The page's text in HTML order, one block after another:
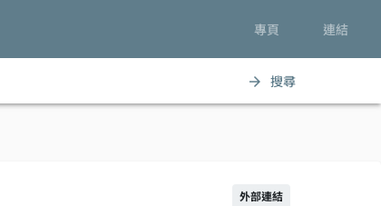
專頁 連結
arrow_forward 搜尋
外部連結